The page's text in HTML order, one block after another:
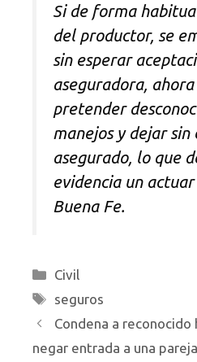
Si de forma
del productor, se
sin esperar
aseguradora,
pretender
manejos y dejar
asegurado, lo que
evidencia un
Buena Fe.
Categorías
Civil
Etiquetas
seguros
Condena a
negar entrada a una